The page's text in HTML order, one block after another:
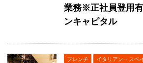
業務※正社員登用
ンキャピタル
フレンチ イタリアン・スペ